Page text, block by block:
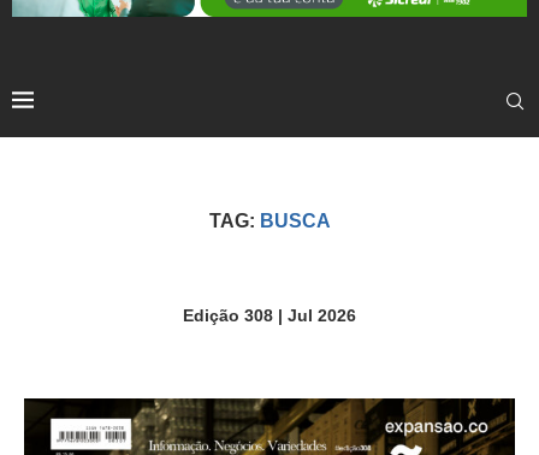
TAG: BUSCA
Edição 308 | Jul 2026